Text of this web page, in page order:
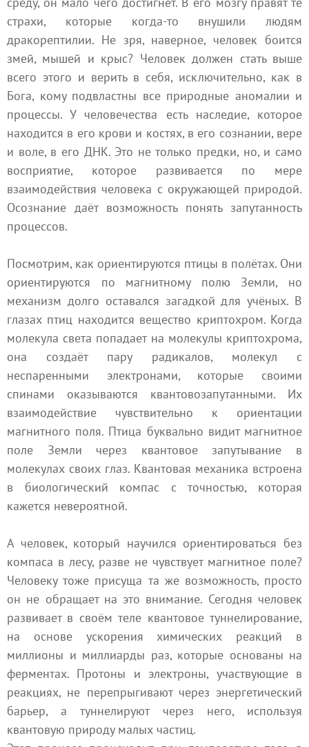
страхи, которые когда-то внушили людям
дракорептилии. Не зря, наверное, человек боится
змей, мышей и крыс? Человек должен стать выше
всего этого и верить в себя, исключительно, как в
Бога, кому подвластны все природные аномалии и
процессы. У человечества есть наследие, которое
находится в его крови и костях, в его сознании, вере
и воле, в его ДНК. Это не только предки, но, и само
восприятие, которое развивается по мере
взаимодействия человека с окружающей природой.
Осознание даёт возможность понять запутанность
процессов.
Посмотрим, как ориентируются птицы в полётах. Они
ориентируются по магнитному полю Земли, но
механизм долго оставался загадкой для учёных. В
глазах птиц находится вещество криптохром. Когда
молекула света попадает на молекулы криптохрома,
она создаёт пару радикалов, молекул с
неспаренными электронами, которые своими
спинами оказываются квантовозапутанными. Их
взаимодействие чувствительно к ориентации
магнитного поля. Птица буквально видит магнитное
поле Земли через квантовое запутывание в
молекулах своих глаз. Квантовая механика встроена
в биологический компас с точностью, которая
кажется невероятной.
А человек, который научился ориентироваться без
компаса в лесу, разве не чувствует магнитное поле?
Человеку тоже присуща та же возможность, просто
он не обращает на это внимание. Сегодня человек
развивает в своём теле квантовое туннелирование,
на основе ускорения химических реакций в
миллионы и миллиарды раз, которые основаны на
ферментах. Протоны и электроны, участвующие в
реакциях, не перепрыгивают через энергетический
барьер, а туннелируют через него, используя
квантовую природу малых частиц.